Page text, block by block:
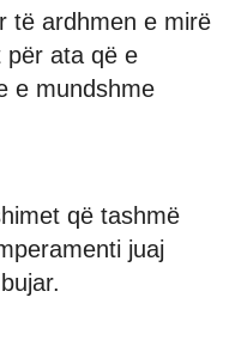
të ardhmen e mirë
për ata që e
e mundshme
që tashmë
juaj